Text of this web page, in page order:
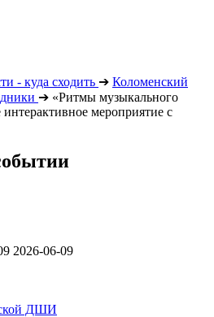
- куда сходить ➔ Коломенский
➔ «Ритмы музыкального
мероприятие с
2026-06-09
ДШИ